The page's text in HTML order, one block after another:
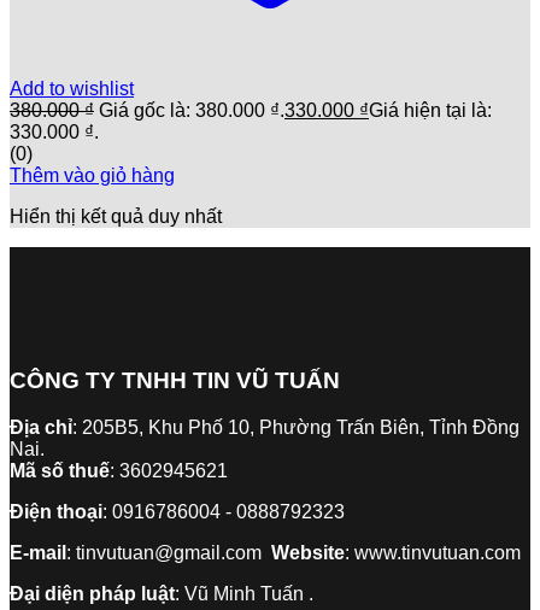
Add to wishlist
380.000₫ Giá gốc là: 380.000 ₫.330.000 ₫Giá hiện tại là:
330.000 ₫.
(0)
Thêm vào giỏ hàng
Hiển thị kết quả duy nhất
CÔNG TY TNHH TIN VŨ TUẤN
Địa chỉ: 205B5, Khu Phố 10, Phường Trấn Biên, Tỉnh Đồng
Nai.
Mã số thuế: 3602945621
Điện thoại: 0916786004 - 0888792323
E-mail : tinvutuan@gmail.com Website: www.tinvutuan.com
Đại diện pháp luật: Vũ Minh Tuấn .